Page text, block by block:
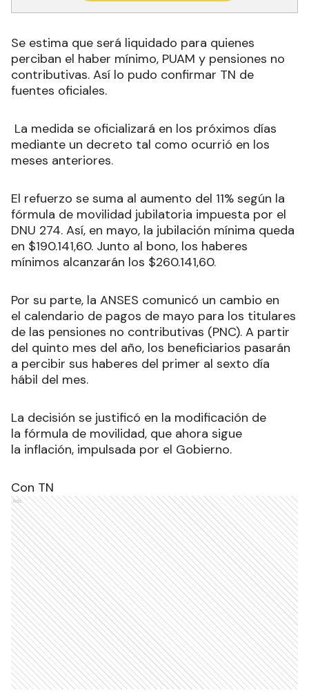
Se estima que será liquidado para quienes
perciban el haber mínimo, PUAM y pensiones no
contributivas. Así lo pudo confirmar TN de
fuentes oficiales.
La medida se oficializará en los próximos días
mediante un decreto tal como ocurrió en los
meses anteriores.
El refuerzo se suma al aumento del 11% según la
fórmula de movilidad jubilatoria impuesta por el
DNU 274. Así, en mayo, la jubilación mínima queda
en $190.141,60. Junto al bono, los haberes
mínimos alcanzarán los $260.141,60.
Por su parte, la ANSES comunicó un cambio en
el calendario de pagos de mayo para los titulares
de las pensiones no contributivas (PNC). A partir
del quinto mes del año, los beneficiarios pasarán
a percibir sus haberes del primer al sexto día
hábil del mes.
La decisión se justificó en la modificación de
la fórmula de movilidad, que ahora sigue
la inflación, impulsada por el Gobierno.
Con TN
Ads